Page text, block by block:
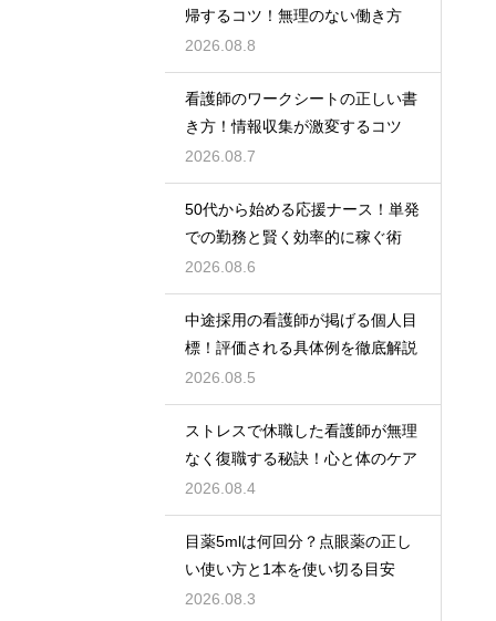
帰するコツ！無理のない働き方
2026.08.8
看護師のワークシートの正しい書
き方！情報収集が激変するコツ
2026.08.7
50代から始める応援ナース！単発
での勤務と賢く効率的に稼ぐ術
2026.08.6
中途採用の看護師が掲げる個人目
標！評価される具体例を徹底解説
2026.08.5
ストレスで休職した看護師が無理
なく復職する秘訣！心と体のケア
2026.08.4
目薬5mlは何回分？点眼薬の正し
い使い方と1本を使い切る目安
2026.08.3